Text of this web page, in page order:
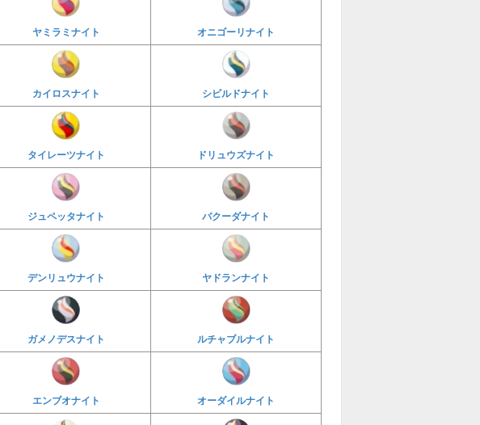
ヤミラミナイト オニゴーリナイト
カイロスナイト シビルドナイト
タイレーツナイト ドリュウズナイト
ジュペッタナイト バクーダナイト
デンリュウナイト ヤドランナイト
ガメノデスナイト ルチャブルナイト
エンブオナイト オーダイルナイト